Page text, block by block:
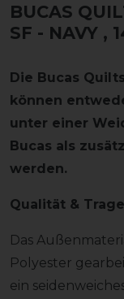
BUCAS
SF - NAVY ,
Die Bucas
können
unter einer
Bucas als
werden.
Qualität &
Das
Polyester
ein